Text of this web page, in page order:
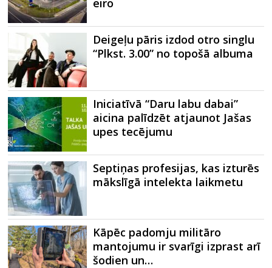
eiro
Deigeļu pāris izdod otro singlu
“Plkst. 3.00” no topošā albuma
Iniciatīvā “Daru labu dabai”
aicina palīdzēt atjaunot Jašas
upes tecējumu
Septiņas profesijas, kas izturēs
mākslīgā intelekta laikmetu
Kāpēc padomju militāro
mantojumu ir svarīgi izprast arī
šodien un…